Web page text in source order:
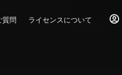
質問 ライセンスについて